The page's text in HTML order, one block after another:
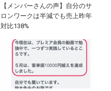
【メンバーさんの声】自分のサ
ロンワークは半減でも売上昨年
対比138%